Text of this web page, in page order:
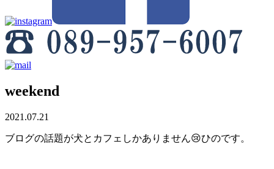
weekend
2021.07.21
ブログの話題が犬とカフェしかありません😢ひのです。